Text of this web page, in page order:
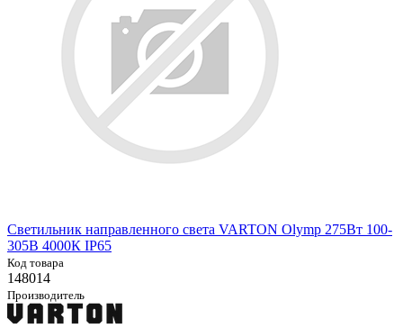
Светильник направленного света VARTON Olymp 275Вт 100-
305В 4000К IP65
Код товара
148014
Производитель